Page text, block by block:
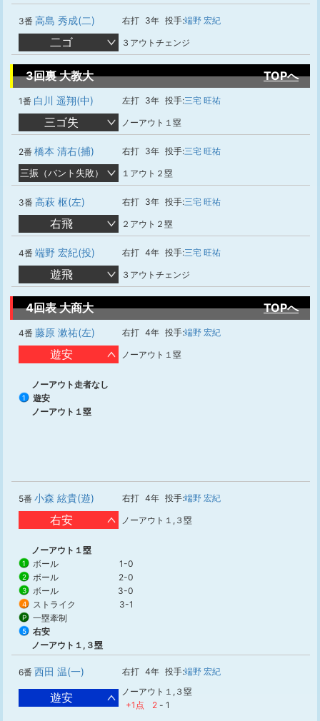
3番 高島 秀成(二) 右打 3年 投手:端野 宏紀
二ゴ ３アウトチェンジ
3回裏 大教大 TOPへ
1番 白川 遥翔(中) 左打 3年 投手:三宅 旺祐
三ゴ失 ノーアウト１塁
2番 橋本 清右(捕) 右打 3年 投手:三宅 旺祐
三振（バント失敗） １アウト２塁
3番 高萩 枢(左) 右打 3年 投手:三宅 旺祐
右飛 ２アウト２塁
4番 端野 宏紀(投) 右打 4年 投手:三宅 旺祐
遊飛 ３アウトチェンジ
4回表 大商大 TOPへ
4番 藤原 漱祐(左) 右打 4年 投手:端野 宏紀
遊安 ノーアウト１塁
ノーアウト走者なし
1
遊安
ノーアウト１塁
5番 小森 絃貴(遊) 右打 4年 投手:端野 宏紀
右安 ノーアウト１,３塁
ノーアウト１塁
1 ボール 1-0
2 ボール 2-0
3 ボール 3-0
4 ストライク 3-1
P 一塁牽制
5
右安
ノーアウト１,３塁
6番 西田 温(一) 右打 4年 投手:端野 宏紀
遊安
ノーアウト１,３塁
+1点
2 - 1